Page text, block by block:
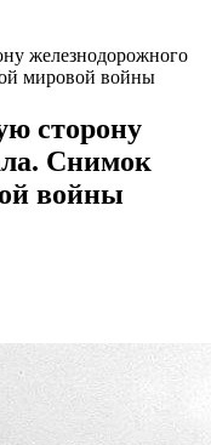
железнодорожного
мировой войны
сторону
Снимок
войны